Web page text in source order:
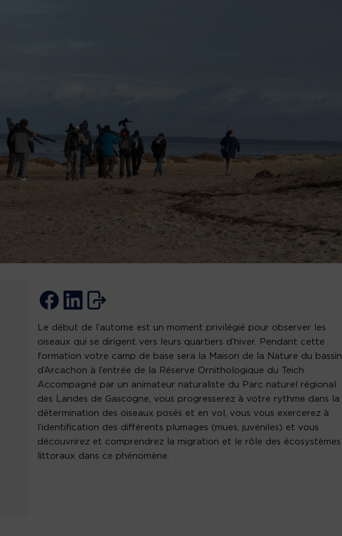
Le début de l’autome est un moment privilégié pour observer les
oiseaux qui se dirigent vers leurs quartiers d’hiver. Pendant cette
formation votre camp de base sera la Maison de la Nature du bassin
d’Arcachon à l’entrée de la Réserve Ornithologique du Teich.
Accompagné par un animateur naturaliste du Parc naturel régional
des Landes de Gascogne, vous progresserez à votre rythme dans la
détermination des oiseaux posés et en vol, vous vous exercerez à
l’identification des différents plumages (mues, juvéniles) et vous
découvrirez et comprendrez la migration et le rôle des écosystèmes
littoraux dans ce phénomène.